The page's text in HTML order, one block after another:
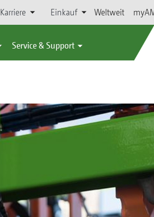
Karriere Einkauf Weltweit
Service & Support